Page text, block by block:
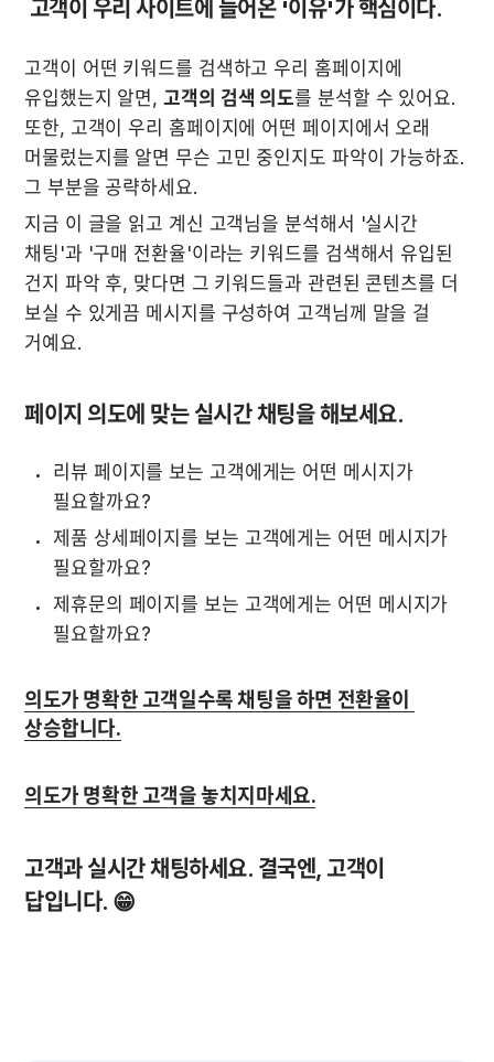
고객이 우리 사이트에 들어온 '이유'가 핵심이다.
고객이 어떤 키워드를 검색하고 우리 홈페이지에
유입했는지 알면, 고객의 검색 의도를 분석할 수 있어요.
또한, 고객이 우리 홈페이지에 어떤 페이지에서 오래
머물렀는지를 알면 무슨 고민 중인지도 파악이 가능하죠.
그 부분을 공략하세요.
지금 이 글을 읽고 계신 고객님을 분석해서 '실시간
채팅'과 '구매 전환율'이라는 키워드를 검색해서 유입된
건지 파악 후, 맞다면 그 키워드들과 관련된 콘텐츠를 더
보실 수 있게끔 메시지를 구성하여 고객님께 말을 걸
거예요.
페이지 의도에 맞는 실시간 채팅을 해보세요.
리뷰 페이지를 보는 고객에게는 어떤 메시지가
필요할까요?
제품 상세페이지를 보는 고객에게는 어떤 메시지가
필요할까요?
제휴문의 페이지를 보는 고객에게는 어떤 메시지가
필요할까요?
의도가 명확한 고객일수록 채팅을 하면 전환율이
상승합니다.
의도가 명확한 고객을 놓치지마세요.
고객과 실시간 채팅하세요. 결국엔, 고객이
답입니다. 😁